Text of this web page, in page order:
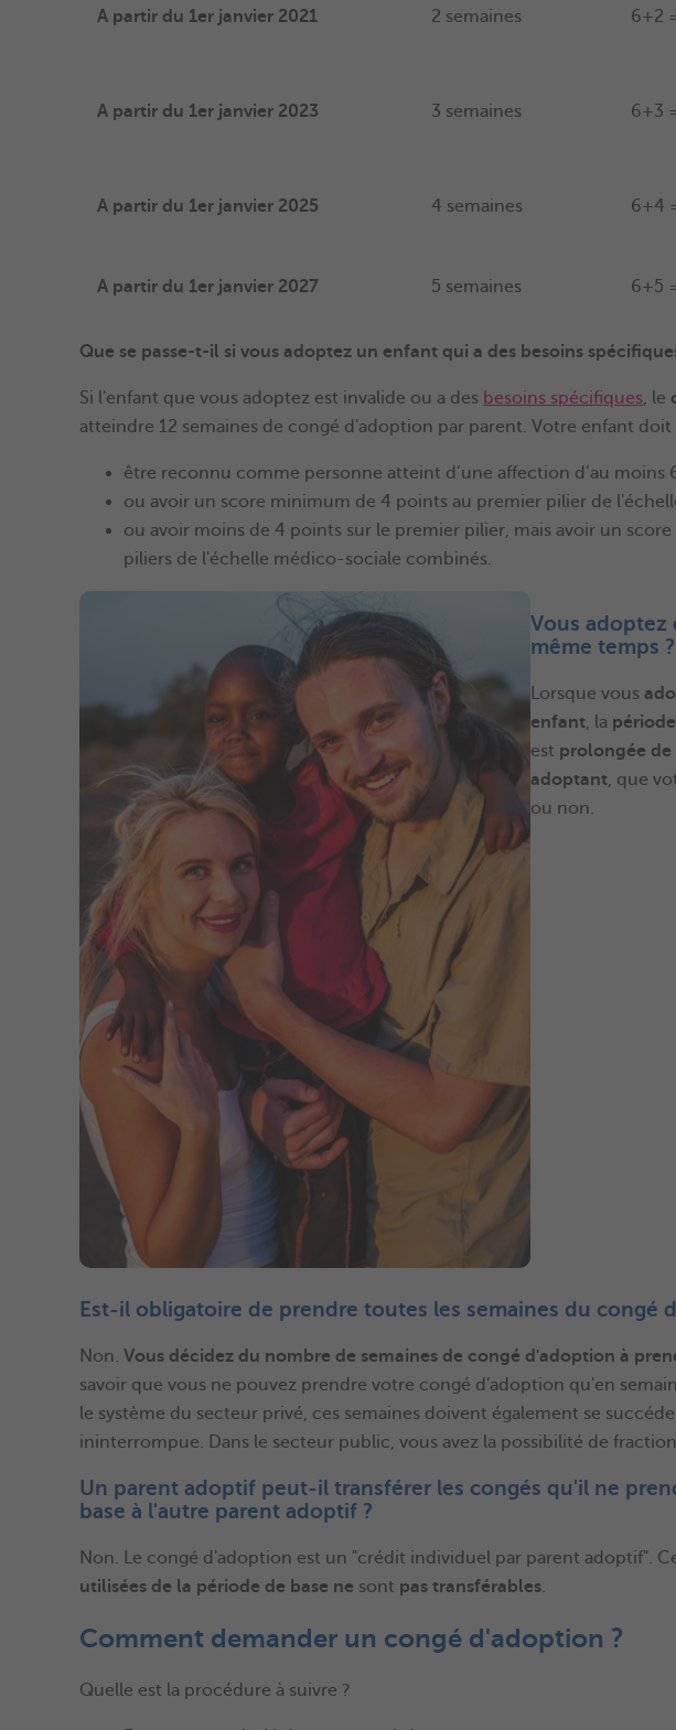
A partir du 1er janvier 2021 2 semaines 6+2
A partir du 1er janvier 2023 3 semaines 6+3
A partir du 1er janvier 2025 4 semaines 6+4
A partir du 1er janvier 2027 5 semaines 6+5
Que se passe-t-il si vous adoptez un enfant qui a des besoins
Si l'enfant que vous adoptez est invalide ou a des besoins spécifiques, le
atteindre 12 semaines de congé d'adoption par parent. Votre enfant doit
être reconnu comme personne atteint d’une affection d’au moins
ou avoir un score minimum de 4 points au premier pilier de
ou avoir moins de 4 points sur le premier pilier, mais avoir un
piliers de l'échelle médico-sociale combinés.
Vous adoptez
même temps ?
Lorsque vous
enfant, la
est prolongée de
adoptant, que
ou non.
Est-il obligatoire de prendre toutes les semaines du congé
Non. Vous décidez du nombre de semaines de congé d'adoption à
savoir que vous ne pouvez prendre votre congé d'adoption qu'en
le système du secteur privé, ces semaines doivent également se
ininterrompue. Dans le secteur public, vous avez la possibilité de
Un parent adoptif peut-il transférer les congés qu'il ne
base à l'autre parent adoptif ?
Non. Le congé d'adoption est un "crédit individuel par parent adoptif".
utilisées de la période de base ne sont pas transférables.
Comment demander un congé d'adoption ?
Quelle est la procédure à suivre ?